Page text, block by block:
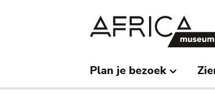
Plan je bezoek